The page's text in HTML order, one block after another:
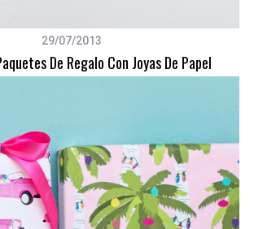
29/07/2013
De Regalo Con Joyas De Papel